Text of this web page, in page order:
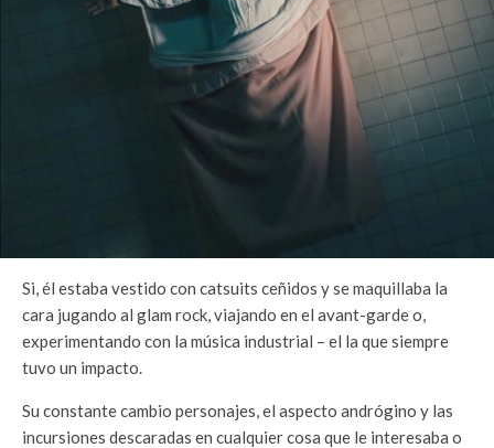
Si, él estaba vestido con catsuits ceñidos y se maquillaba la
cara jugando al glam rock, viajando en el avant-garde o,
experimentando con la música industrial – el la que siempre
tuvo un impacto.
Su constante cambio personajes, el aspecto andrógino y las
incursiones descaradas en cualquier cosa que le interesaba o